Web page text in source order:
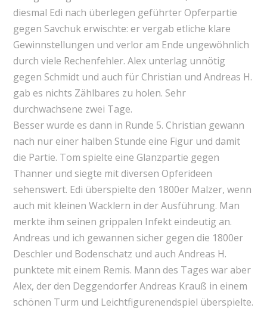
diesmal Edi nach überlegen geführter Opferpartie
gegen Savchuk erwischte: er vergab etliche klare
Gewinnstellungen und verlor am Ende ungewöhnlich
durch viele Rechenfehler. Alex unterlag unnötig
gegen Schmidt und auch für Christian und Andreas H.
gab es nichts Zählbares zu holen. Sehr
durchwachsene zwei Tage.
Besser wurde es dann in Runde 5. Christian gewann
nach nur einer halben Stunde eine Figur und damit
die Partie. Tom spielte eine Glanzpartie gegen
Thanner und siegte mit diversen Opferideen
sehenswert. Edi überspielte den 1800er Malzer, wenn
auch mit kleinen Wacklern in der Ausführung. Man
merkte ihm seinen grippalen Infekt eindeutig an.
Andreas und ich gewannen sicher gegen die 1800er
Deschler und Bodenschatz und auch Andreas H.
punktete mit einem Remis. Mann des Tages war aber
Alex, der den Deggendorfer Andreas Krauß in einem
schönen Turm und Leichtfigurenendspiel überspielte.